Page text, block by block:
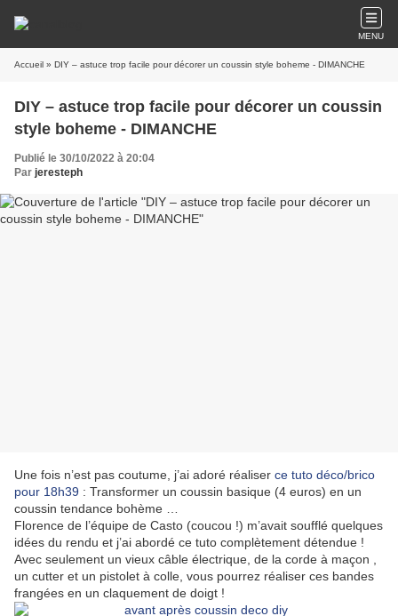
MENU
Accueil » DIY – astuce trop facile pour décorer un coussin style boheme - DIMANCHE
DIY – astuce trop facile pour décorer un coussin
style boheme - DIMANCHE
Publié le 30/10/2022 à 20:04
Par jeresteph
Une fois n’est pas coutume, j’ai adoré réaliser ce tuto déco/brico
pour 18h39 : Transformer un coussin basique (4 euros) en un
coussin tendance bohème …
Florence de l’équipe de Casto (coucou !) m’avait soufflé quelques
idées du rendu et j’ai abordé ce tuto complètement détendue !
Avec seulement un vieux câble électrique, de la corde à maçon ,
un cutter et un pistolet à colle, vous pourrez réaliser ces bandes
frangées en un claquement de doigt !